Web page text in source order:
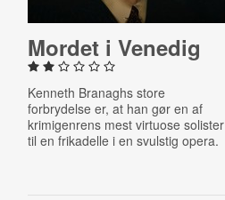
Mordet i Venedig
Kenneth Branaghs store
forbrydelse er, at han gør en af
krimigenrens mest virtuose solister
til en frikadelle i en svulstig opera.